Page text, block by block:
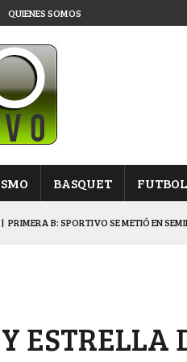
QUIENES SOMOS
BASQUET FUTBOL
| PRIMERA B: SPORTIVO SE METIÓ EN
DEL KARTING CHAQUEÑO
Y CLASIFICACIÓN DE LOS
ESTRELLA